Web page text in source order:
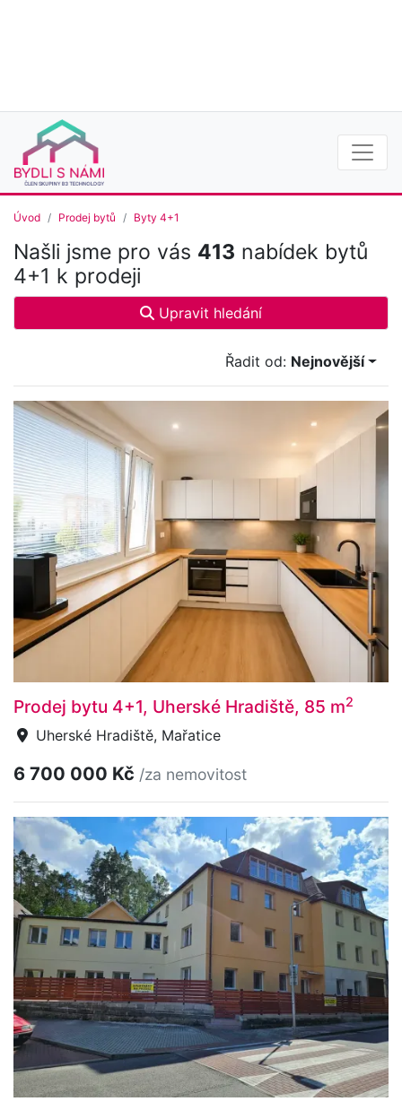
Úvod Prodej bytů Byty 4+1
Našli jsme pro vás 413 nabídek bytů
4+1 k prodeji
Upravit hledání
Řadit od: Nejnovější
Prodej bytu 4+1, Uherské Hradiště, 85 m2
Uherské Hradiště, Mařatice
6 700 000 Kč /za nemovitost